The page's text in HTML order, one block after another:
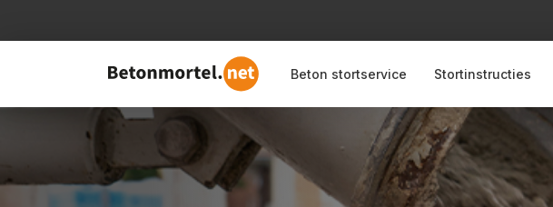
Beton stortservice Stortinstructies